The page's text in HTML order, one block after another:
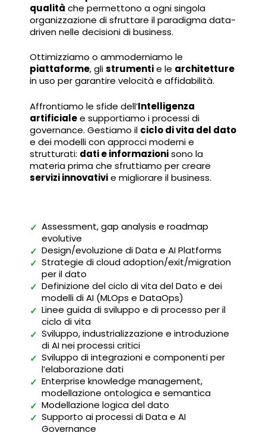
qualità che permettono a ogni singola
organizzazione di sfruttare il paradigma data-
driven nelle decisioni di business.
Ottimizziamo o ammoderniamo le
piattaforme, glistrumentie le architetture
in uso per garantire velocità e affidabilità.
Affrontiamo le sfide dell’Intelligenza
artificialee supportiamo i processi di
governance. Gestiamo il ciclo di vita del dato
e dei modelli con approcci moderni e
strutturati: dati e informazionisono la
materia prima che sfruttiamo per creare
servizi innovativie migliorare il business.
✓ Assessment, gap analysis e roadmap
evolutive
✓ Design/evoluzione di Data e AI Platforms
✓ Strategie di cloud adoption/exit/migration
per il dato
✓ Definizione del ciclo di vita del Dato e dei
modelli di AI (MLOps e DataOps)
✓ Linee guida di sviluppo e di processo per il
ciclo di vita
✓ Sviluppo, industrializzazione e introduzione
di AI nei processi critici
✓ Sviluppo di integrazioni e componenti per
l’elaborazione dati
✓ Enterprise knowledge management,
modellazione ontologica e semantica
✓ Modellazione logica del dato
✓ Supporto ai processi di Data e AI
Governance